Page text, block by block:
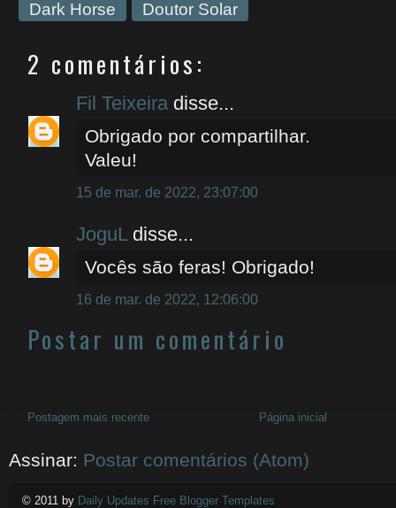
Dark Horse Doutor Solar
2 comentários:
Fil Teixeira disse...
Obrigado por compartilhar.
Valeu!
15 de mar. de 2022, 23:07:00
JoguLdisse...
Vocês são feras! Obrigado!
16 de mar. de 2022, 12:06:00
Postar um comentário
Postagem mais recente Página inicial
Assinar: Postar comentários (Atom)
© 2011 by Daily Updates Free Blogger Templates